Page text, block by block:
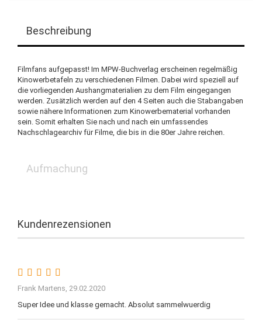
Beschreibung
Filmfans aufgepasst! Im MPW-Buchverlag erscheinen regelmäßig
Kinowerbetafeln zu verschiedenen Filmen. Dabei wird speziell auf
die vorliegenden Aushangmaterialien zu dem Film eingegangen
werden. Zusätzlich werden auf den 4 Seiten auch die Stabangaben
sowie nähere Informationen zum Kinowerbematerial vorhanden
sein. Somit erhalten Sie nach und nach ein umfassendes
Nachschlagearchiv für Filme, die bis in die 80er Jahre reichen.
Aufmachung
Kundenrezensionen
Frank Martens, 29.02.2020
Super Idee und klasse gemacht. Absolut sammelwuerdig